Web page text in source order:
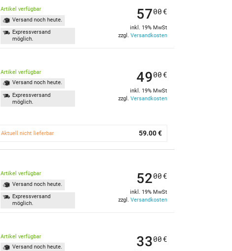
Artikel verfügbar
Versand noch heute.
Expressversand
möglich.
5700 €
inkl. 19% MwSt
zzgl. Versandkosten
Artikel verfügbar
Versand noch heute.
Expressversand
möglich.
4900 €
inkl. 19% MwSt
zzgl. Versandkosten
Aktuell nicht lieferbar 59.00 €
Artikel verfügbar
Versand noch heute.
Expressversand
möglich.
5200 €
inkl. 19% MwSt
zzgl. Versandkosten
Artikel verfügbar
Versand noch heute.
3300 €